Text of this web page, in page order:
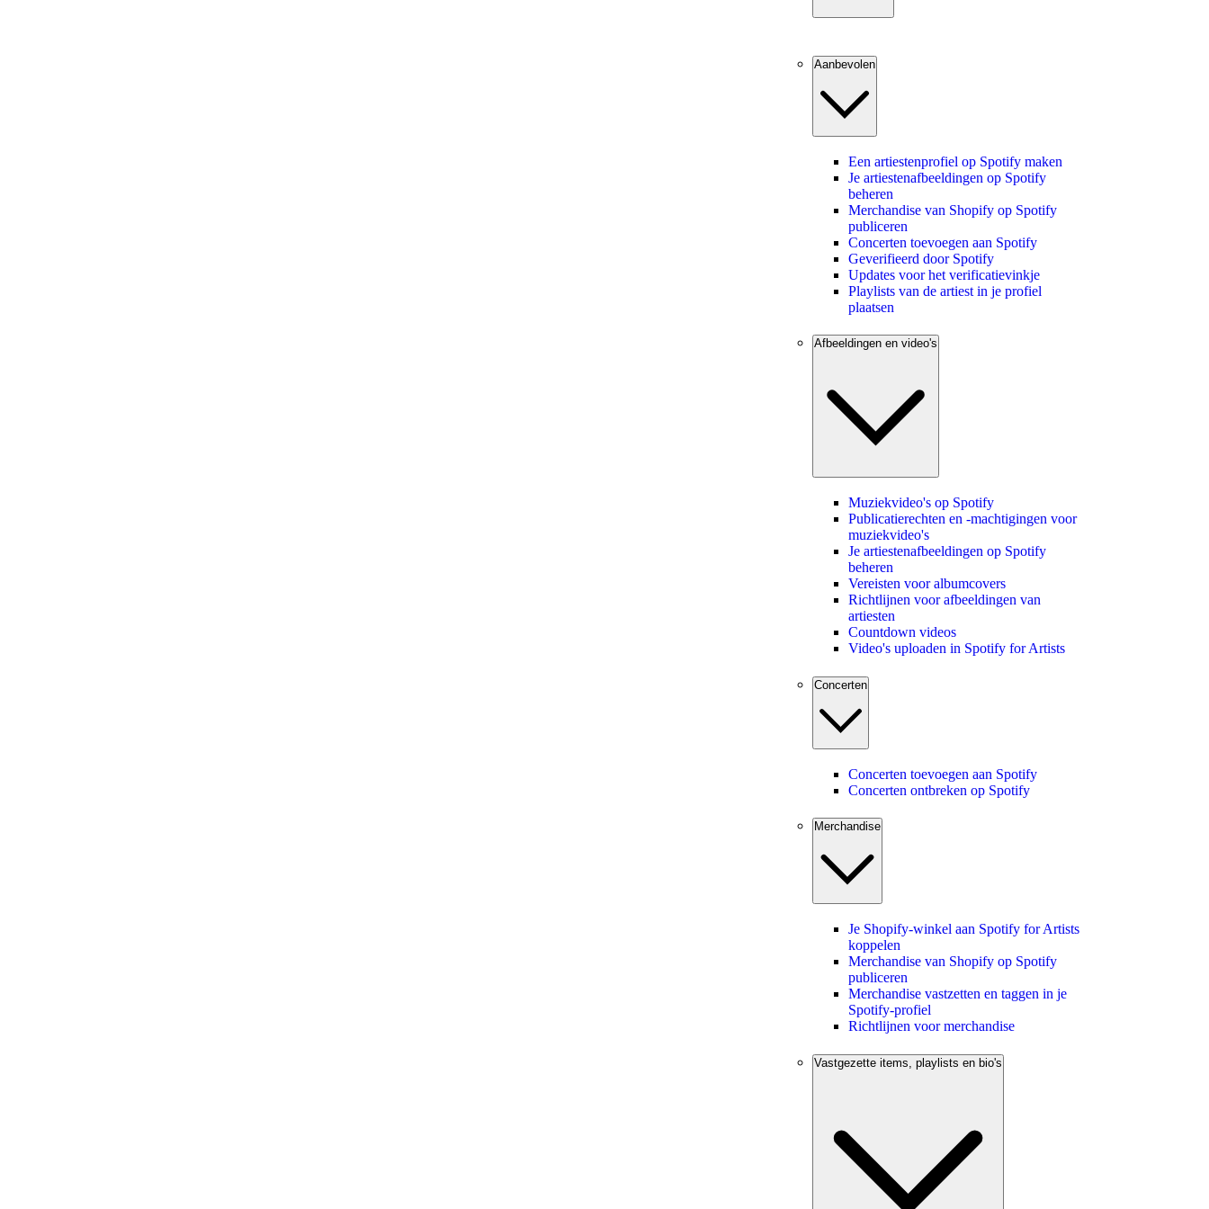
Aanbevolen
Een artiestenprofiel op Spotify maken
Je artiestenafbeeldingen op Spotify
beheren
Merchandise van Shopify op Spotify
publiceren
Concerten toevoegen aan Spotify
Geverifieerd door Spotify
Updates voor het verificatievinkje
Playlists van de artiest in je profiel
plaatsen
Afbeeldingen en video's
Muziekvideo's op Spotify
Publicatierechten en -machtigingen voor
muziekvideo's
Je artiestenafbeeldingen op Spotify
beheren
Vereisten voor albumcovers
Richtlijnen voor afbeeldingen van
artiesten
Countdown videos
Video's uploaden in Spotify for Artists
Concerten
Concerten toevoegen aan Spotify
Concerten ontbreken op Spotify
Merchandise
Je Shopify-winkel aan Spotify for Artists
koppelen
Merchandise van Shopify op Spotify
publiceren
Merchandise vastzetten en taggen in je
Spotify-profiel
Richtlijnen voor merchandise
Vastgezette items, playlists en bio's